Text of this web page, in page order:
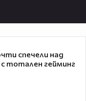
спечели над
тотален гейминг